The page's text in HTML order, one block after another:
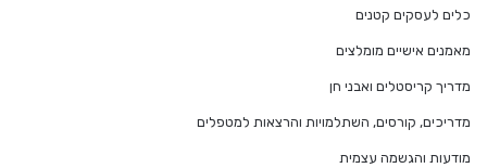
כלים לעסקים קטנים
מאמנים אישיים מומלצים
מדריך קריסטלים ואבני חן
מדריכים, קורסים, השתלמויות והרצאות למטפלים
מודעות והגשמה עצמית